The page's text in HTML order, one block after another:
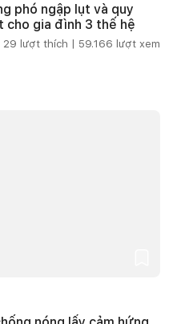
phó ngập lụt và quy
cho gia đình 3 thế hệ
29 lượt thích | 59.166 lượt xem